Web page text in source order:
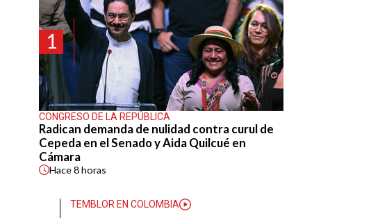
1
CONGRESO DE LA REPÚBLICA
Radican demanda de nulidad contra curul de
Cepeda en el Senado y Aida Quilcué en
Cámara
Hace8 horas
TEMBLOR EN COLOMBIA